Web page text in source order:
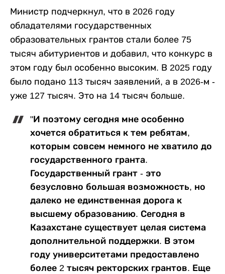
Министр подчеркнул, что в 2026 году
обладателями государственных
образовательных грантов стали более 75
тысяч абитуриентов и добавил, что конкурс в
этом году был особенно высоким. В 2025 году
было подано 113 тысяч заявлений, а в 2026-м -
уже 127 тысяч. Это на 14 тысяч больше.
"И поэтому сегодня мне особенно
хочется обратиться к тем ребятам,
которым совсем немного не хватило до
государственного гранта.
Государственный грант - это
безусловно большая возможность, но
далеко не единственная дорога к
высшему образованию. Сегодня в
Казахстане существует целая система
дополнительной поддержки. В этом
году университетами предоставлено
более 2 тысяч ректорских грантов. Еще